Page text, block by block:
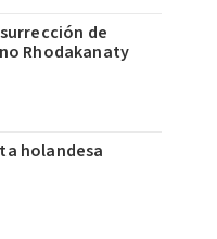
de
Rhodakanaty
holandesa